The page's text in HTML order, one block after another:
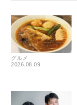
グルメ
2026.08.09